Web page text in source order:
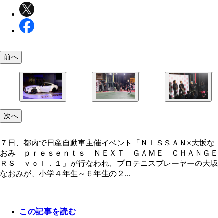
前へ
次へ
７日、都内で日産自動車主催イベント「ＮＩＳＳＡＮ×大坂な
おみ ｐｒｅｓｅｎｔｓ ＮＥＸＴ ＧＡＭＥ ＣＨＡＮＧＥ
ＲＳ ｖｏｌ．１」が行なわれ、プロテニスプレーヤーの大坂
なおみが、小学４年生～６年生の２...
この記事を読む